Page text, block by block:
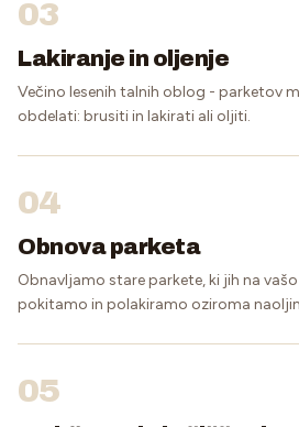
03
Lakiranje in oljenje
Večino lesenih talnih oblog - parketov
obdelati: brusiti in lakirati ali oljiti.
04
Obnova parketa
Obnavljamo stare parkete, ki jih na
pokitamo in polakiramo oziroma
05